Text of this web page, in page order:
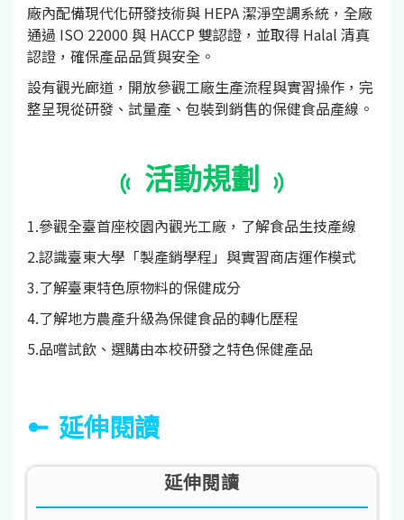
廠內配備現代化研發技術與 HEPA 潔淨空調系統，全廠
通過 ISO 22000 與 HACCP 雙認證，並取得 Halal 清真
認證，確保產品品質與安全。
設有觀光廊道，開放參觀工廠生產流程與實習操作，完
整呈現從研發、試量產、包裝到銷售的保健食品產線。
活動規劃
1.參觀全臺首座校園內觀光工廠，了解食品生技產線
2.認識臺東大學「製產銷學程」與實習商店運作模式
3.了解臺東特色原物料的保健成分
4.了解地方農產升級為保健食品的轉化歷程
5.品嚐試飲、選購由本校研發之特色保健產品
延伸閱讀
延伸閱讀